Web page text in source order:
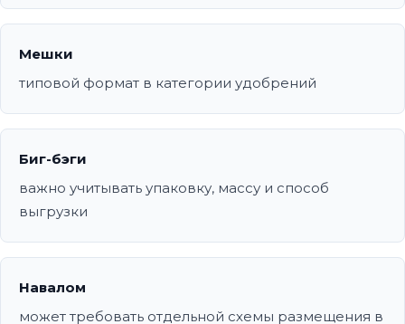
Мешки
типовой формат в категории удобрений
Биг-бэги
важно учитывать упаковку, массу и способ
выгрузки
Навалом
может требовать отдельной схемы размещения в